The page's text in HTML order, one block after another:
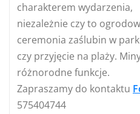
charakterem wydarzenia,
niezależnie czy to
ceremonia zaślubin w
czy przyjęcie na plaży.
różnorodne funkcje.
Zapraszamy do kontaktu
575404744